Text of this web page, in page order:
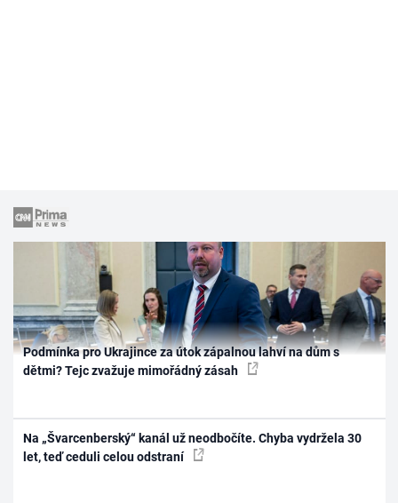
Podmínka pro Ukrajince za útok zápalnou lahví na dům s
dětmi? Tejc zvažuje mimořádný zásah
Na „Švarcenberský“ kanál už neodbočíte. Chyba vydržela 30
let, teď ceduli celou odstraní